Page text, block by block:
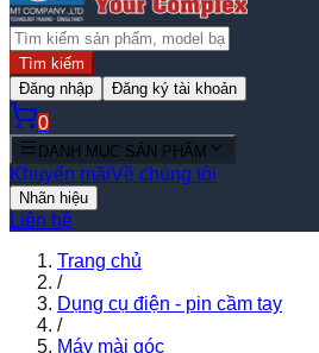
Tìm kiếm
Đăng nhập
Đăng ký tài khoản
0
DANH MỤC SẢN PHẨM
Khuyến mãiVề chúng tôi
Nhãn hiệu
Liên hệ
Trang chủ
/
Dụng cụ điện - pin cầm tay
/
Máy mài góc